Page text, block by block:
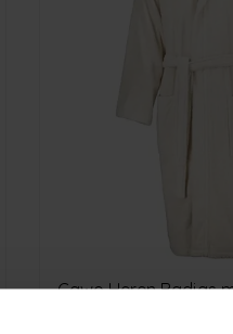
Cawo Heren Badjas